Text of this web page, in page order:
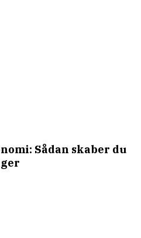
Sådan skaber du